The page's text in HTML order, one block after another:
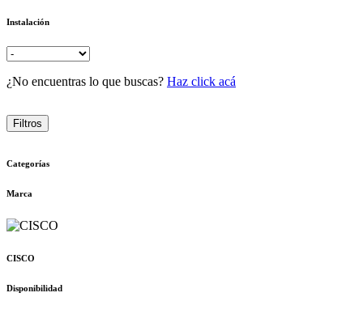
Instalación
¿No encuentras lo que buscas? Haz click acá
Filtros
Categorías
Marca
CISCO
Disponibilidad